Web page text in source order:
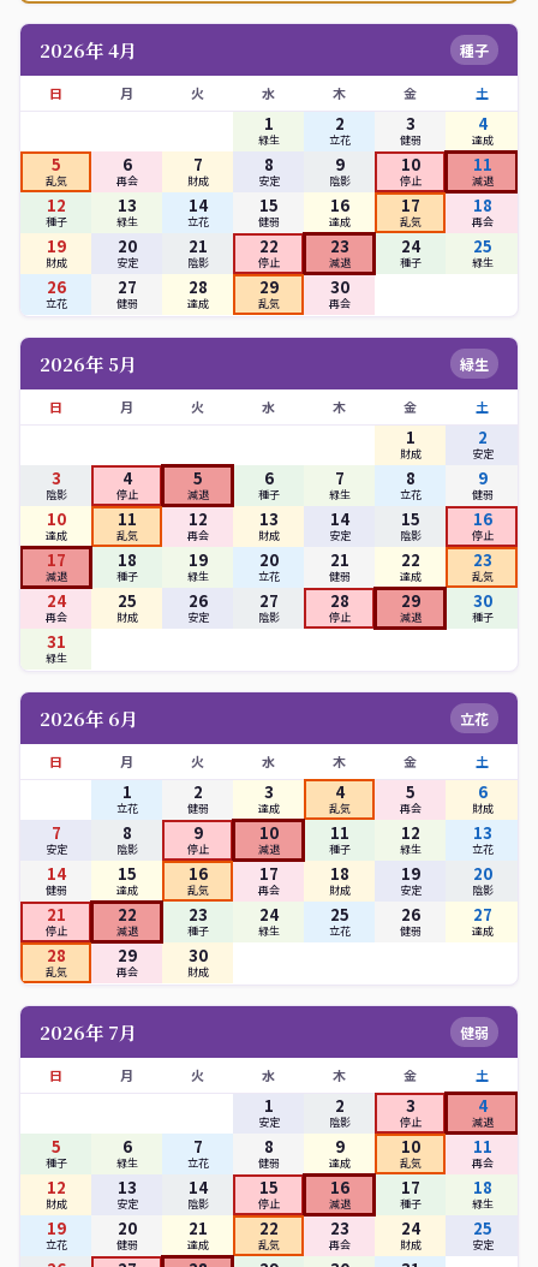
2026年 4月 種子
日 月 火 水 木 金 土
1
緑生
2
立花
3
健弱
4
達成
5
乱気
6
再会
7
財成
8
安定
9
陰影
10
停止
11
減退
12
種子
13
緑生
14
立花
15
健弱
16
達成
17
乱気
18
再会
19
財成
20
安定
21
陰影
22
停止
23
減退
24
種子
25
緑生
26
立花
27
健弱
28
達成
29
乱気
30
再会
2026年 5月 緑生
日 月 火 水 木 金 土
1
財成
2
安定
3
陰影
4
停止
5
減退
6
種子
7
緑生
8
立花
9
健弱
10
達成
11
乱気
12
再会
13
財成
14
安定
15
陰影
16
停止
17
減退
18
種子
19
緑生
20
立花
21
健弱
22
達成
23
乱気
24
再会
25
財成
26
安定
27
陰影
28
停止
29
減退
30
種子
31
緑生
2026年 6月 立花
日 月 火 水 木 金 土
1
立花
2
健弱
3
達成
4
乱気
5
再会
6
財成
7
安定
8
陰影
9
停止
10
減退
11
種子
12
緑生
13
立花
14
健弱
15
達成
16
乱気
17
再会
18
財成
19
安定
20
陰影
21
停止
22
減退
23
種子
24
緑生
25
立花
26
健弱
27
達成
28
乱気
29
再会
30
財成
2026年 7月 健弱
日 月 火 水 木 金 土
1
安定
2
陰影
3
停止
4
減退
5
種子
6
緑生
7
立花
8
健弱
9
達成
10
乱気
11
再会
12
財成
13
安定
14
陰影
15
停止
16
減退
17
種子
18
緑生
19
立花
20
健弱
21
達成
22
乱気
23
再会
24
財成
25
安定